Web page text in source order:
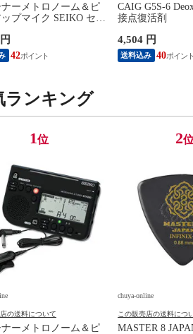
ーメトロノーム＆ピ
ップマイク SEIKO セイ
ブラック
42
CAIG G5S-6
接点復活剤
4,504 円
送料込み 40
ランキング
1位
の送料について
ーメトロノーム＆ピ
2
chuya-online
この販売店の送料につ
MASTER 8